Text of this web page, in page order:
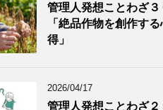
管理人発想ことわざ３
「絶品作物を創作する
得」
2026/04/17
管理人発想ことわざ２